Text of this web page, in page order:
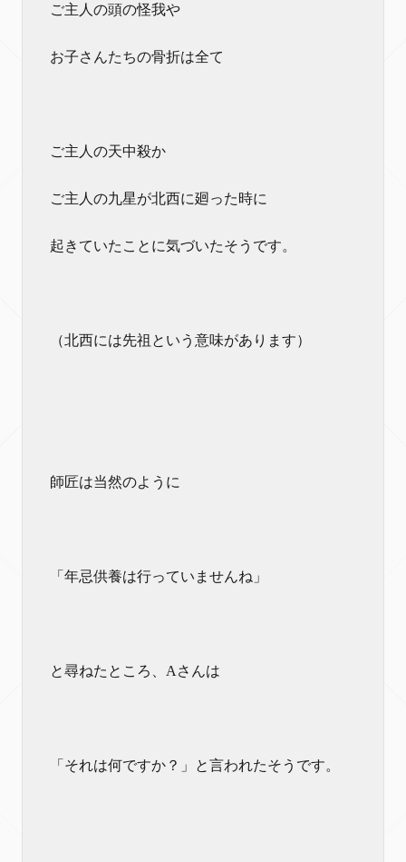
ご主人の頭の怪我や
お子さんたちの骨折は全て
ご主人の天中殺か
ご主人の九星が北西に廻った時に
起きていたことに気づいたそうです。
（北西には先祖という意味があります）
師匠は当然のように
「年忌供養は行っていませんね」
と尋ねたところ、Aさんは
「それは何ですか？」と言われたそうです。